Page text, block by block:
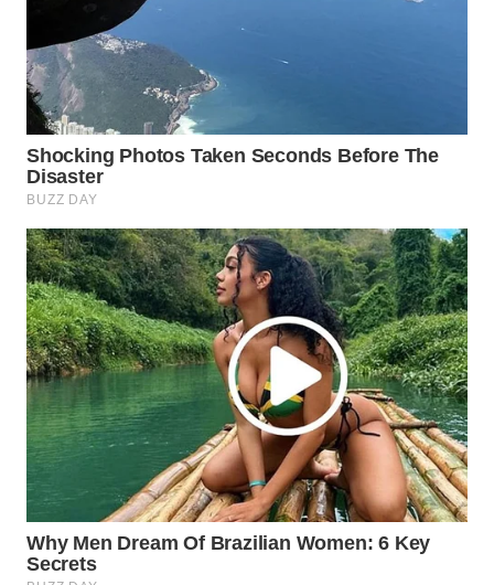
SUBANG
WN
SUKABUMI
WN
PURWAKARTA
WN
PRIANGAN
TIMUR
WN
SEMARANG
WN
SOLO
WN
BOROBUDUR